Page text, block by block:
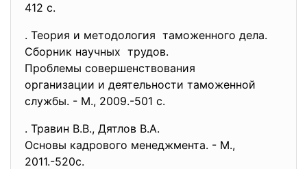
412 с.
. Теория и методология таможенного дела.
Сборник научных трудов.
Проблемы совершенствования
организации и деятельности таможенной
службы. - М., 2009.-501 с.
. Травин В.В., Дятлов В.А.
Основы кадрового менеджмента. - М.,
2011.-520с.